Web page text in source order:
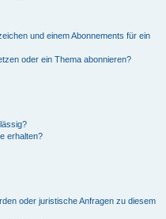
und einem Abonnements für ein
oder ein Thema abonnieren?
erhalten?
oder juristische Anfragen zu diesem